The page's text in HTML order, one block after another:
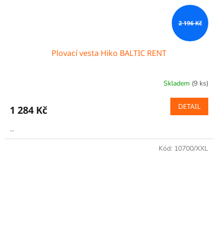
2 196 Kč
Plovací vesta Hiko BALTIC RENT
Skladem (9 ks)
1 284 Kč DETAIL
...
Kód: 10700/XXL